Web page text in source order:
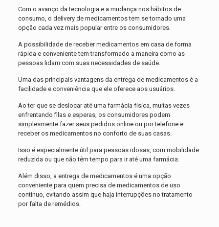
Com o avanço da tecnologia e a mudança nos hábitos de
consumo, o delivery de medicamentos tem se tornado uma
opção cada vez mais popular entre os consumidores.
A possibilidade de receber medicamentos em casa de forma
rápida e conveniente tem transformado a maneira como as
pessoas lidam com suas necessidades de saúde.
Uma das principais vantagens da entrega de medicamentos é a
facilidade e conveniência que ele oferece aos usuários.
Ao ter que se deslocar até uma farmácia física, muitas vezes
enfrentando filas e esperas, os consumidores podem
simplesmente fazer seus pedidos online ou por telefone e
receber os medicamentos no conforto de suas casas.
Isso é especialmente útil para pessoas idosas, com mobilidade
reduzida ou que não têm tempo para ir até uma farmácia.
Além disso, a entrega de medicamentos é uma opção
conveniente para quem precisa de medicamentos de uso
contínuo, evitando assim que haja interrupções no tratamento
por falta de remédios.